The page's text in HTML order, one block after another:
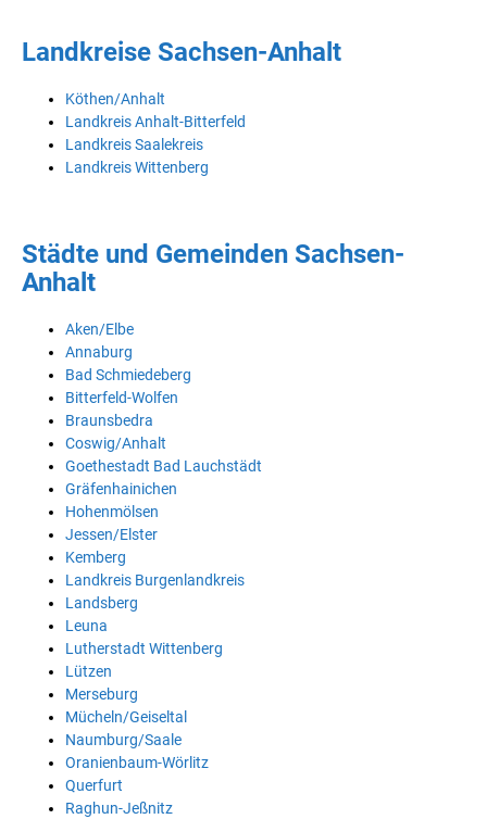
Landkreise Sachsen-Anhalt
Köthen/Anhalt
Landkreis Anhalt-Bitterfeld
Landkreis Saalekreis
Landkreis Wittenberg
Städte und Gemeinden Sachsen-
Anhalt
Aken/Elbe
Annaburg
Bad Schmiedeberg
Bitterfeld-Wolfen
Braunsbedra
Coswig/Anhalt
Goethestadt Bad Lauchstädt
Gräfenhainichen
Hohenmölsen
Jessen/Elster
Kemberg
Landkreis Burgenlandkreis
Landsberg
Leuna
Lutherstadt Wittenberg
Lützen
Merseburg
Mücheln/Geiseltal
Naumburg/Saale
Oranienbaum-Wörlitz
Querfurt
Raghun-Jeßnitz